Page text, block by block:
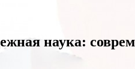
наука: